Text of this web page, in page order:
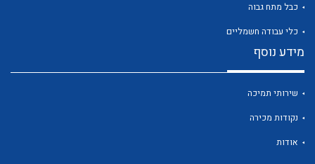
כבל מתח גבוה
כלי עבודה חשמליים
מידע נוסף
שירותי תמיכה
נקודות מכירה
אודות